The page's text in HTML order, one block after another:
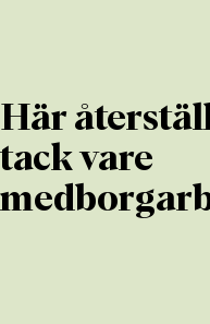
Här
tack vare